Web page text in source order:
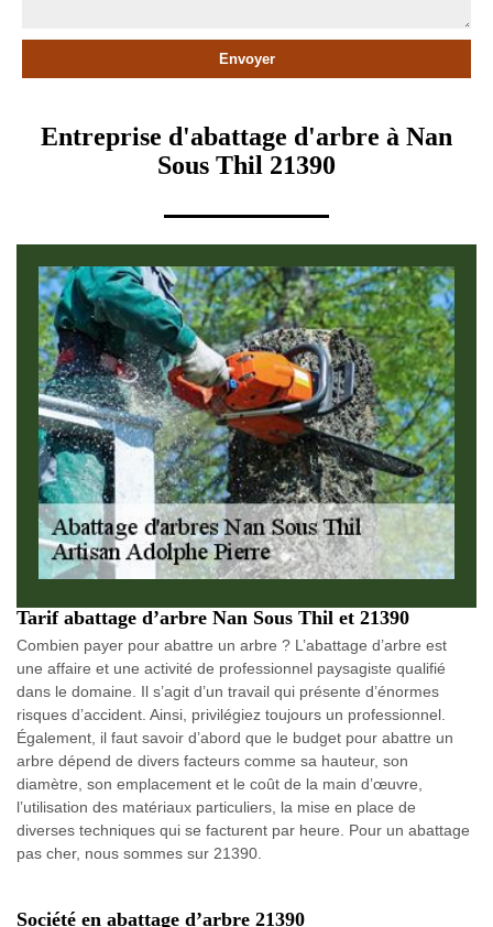
Entreprise d'abattage d'arbre à Nan
Sous Thil 21390
Tarif abattage d’arbre Nan Sous Thil et 21390
Combien payer pour abattre un arbre ? L’abattage d’arbre est
une affaire et une activité de professionnel paysagiste qualifié
dans le domaine. Il s’agit d’un travail qui présente d’énormes
risques d’accident. Ainsi, privilégiez toujours un professionnel.
Également, il faut savoir d’abord que le budget pour abattre un
arbre dépend de divers facteurs comme sa hauteur, son
diamètre, son emplacement et le coût de la main d’œuvre,
l’utilisation des matériaux particuliers, la mise en place de
diverses techniques qui se facturent par heure. Pour un abattage
pas cher, nous sommes sur 21390.
Société en abattage d’arbre 21390